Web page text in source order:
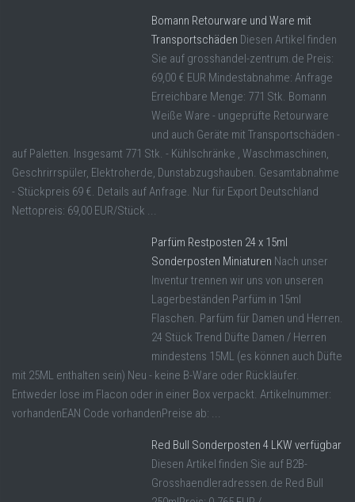
Bomann Retourware und Ware mit
Transportschäden Diesen Artikel finden
Sie auf grosshandel-zentrum.de Preis:
69,00 € EUR Mindestabnahme: Anfrage
Erreichbare Menge: 771 Stk. Bomann
Weiße Ware - ungeprüfte Retourware
und auch Geräte mit Transportschäden -
auf Paletten. Insgesamt 771 Stk. - Kühlschränke , Waschmaschinen,
Geschrirrspüler, Elektroherde, Dunstabzugshauben. Gesamtabnahme
- Stückpreis 69 €. Details auf Anfrage. Nur für Export Deutschland
Nettopreis: 69,00 EUR/Stück ...
Parfüm Restposten 24 x 15ml
Sonderposten Miniaturen Nach unser
Inventur trennen wir uns von unseren
Lagerbeständen Parfüm in 15ml
Flaschen. Parfüm für Damen und Herren.
24 Stück Trend Düfte Damen / Herren
mindestens 15ML (es können auch Düfte
mit 25ML enthalten sein) Neu - keine B-Ware oder Rückläufer.
Entweder lose im Flacon oder in einer Box verpackt. Artikelnummer:
vorhandenEAN Code vorhandenPreise ab: ...
Red Bull Sonderposten 4 LKW verfügbar
Diesen Artikel finden Sie auf B2B-
Grosshaendleradressen.de Red Bull